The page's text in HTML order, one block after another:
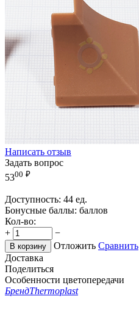
Написать отзыв
Задать вопрос
5300 ₽
Доступность: 44 ед.
Бонусные баллы: баллов
Кол-во:
+
−
В корзину Отложить Сравнить
Доставка
Поделиться
Особенности цветопередачи
БрендThermoplast